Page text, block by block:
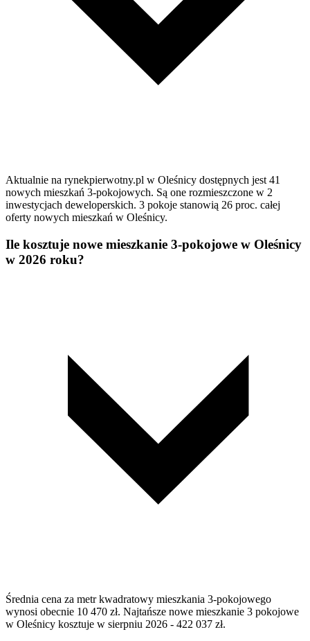
Aktualnie na rynekpierwotny.pl w Oleśnicy dostępnych jest 41
nowych mieszkań 3-pokojowych. Są one rozmieszczone w 2
inwestycjach deweloperskich. 3 pokoje stanowią 26 proc. całej
oferty nowych mieszkań w Oleśnicy.
Ile kosztuje nowe mieszkanie 3-pokojowe w Oleśnicy
w 2026 roku?
Średnia cena za metr kwadratowy mieszkania 3-pokojowego
wynosi obecnie 10 470 zł. Najtańsze nowe mieszkanie 3 pokojowe
w Oleśnicy kosztuje w sierpniu 2026 - 422 037 zł.